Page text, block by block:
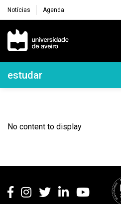
Notícias Agenda
Navegação Principal
Navegação Lateral
estudar
No content to display